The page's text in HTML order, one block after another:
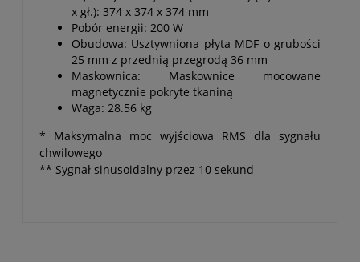
x gł.): 374 x 374 x 374 mm
Pobór energii: 200 W
Obudowa: Usztywniona płyta MDF o grubości
25 mm z przednią przegrodą 36 mm
Maskownica: Maskownice mocowane
magnetycznie pokryte tkaniną
Waga: 28.56 kg
* Maksymalna moc wyjściowa RMS dla sygnału
chwilowego
** Sygnał sinusoidalny przez 10 sekund